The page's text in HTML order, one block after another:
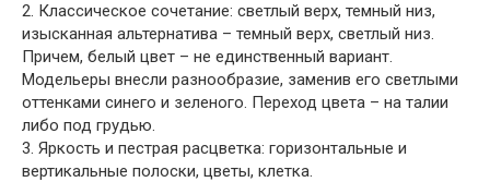
2. Классическое сочетание: светлый верх, темный низ,
изысканная альтернатива – темный верх, светлый низ.
Причем, белый цвет – не единственный вариант.
Модельеры внесли разнообразие, заменив его светлыми
оттенками синего и зеленого. Переход цвета – на талии
либо под грудью.
3. Яркость и пестрая расцветка: горизонтальные и
вертикальные полоски, цветы, клетка.